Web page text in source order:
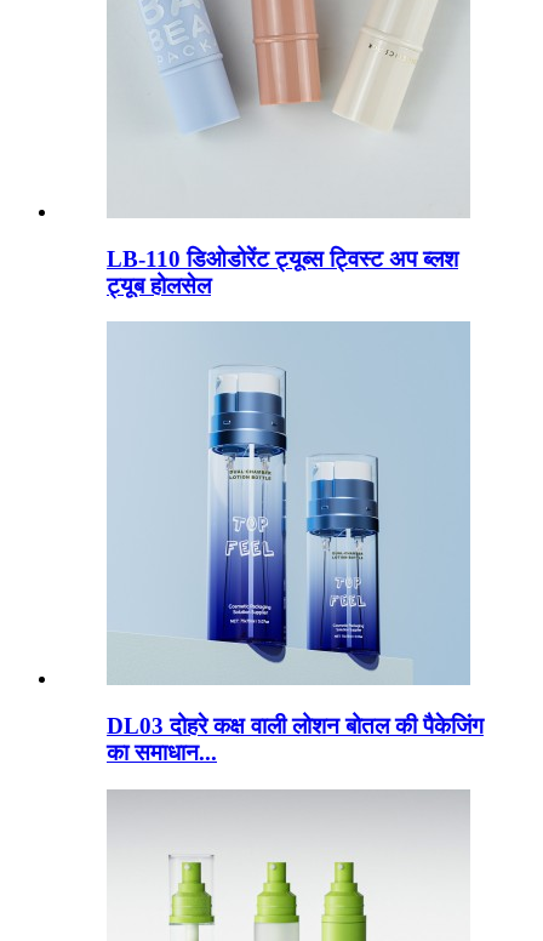
LB-110 डिओडोरेंट ट्यूब्स ट्विस्ट अप ब्लश
ट्यूब होलसेल
DL03 दोहरे कक्ष वाली लोशन बोतल की पैकेजिंग
का समाधान...